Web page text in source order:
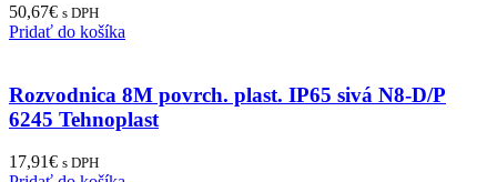
50,67€ s DPH
Pridať do košíka
Rozvodnica 8M povrch. plast. IP65 sivá N8-D/P
6245 Tehnoplast
17,91€ s DPH